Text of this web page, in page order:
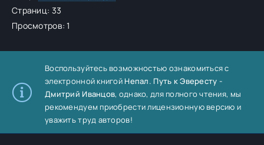
Страниц: 33
Просмотров: 1
Воспользуйтесь возможностью ознакомиться с
электронной книгой Непал. Путь к Эвересту -
Дмитрий Иванцов, однако, для полного чтения, мы
рекомендуем приобрести лицензионную версию и
уважить труд авторов!